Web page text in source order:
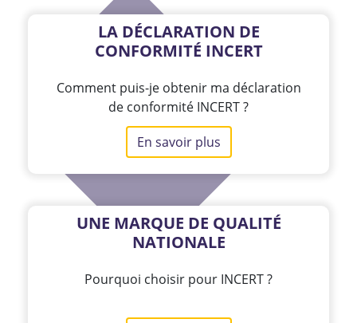
LA DÉCLARATION DE
CONFORMITÉ INCERT
Comment puis-je obtenir ma déclaration
de conformité INCERT ?
En savoir plus
UNE MARQUE DE QUALITÉ
NATIONALE
Pourquoi choisir pour INCERT ?